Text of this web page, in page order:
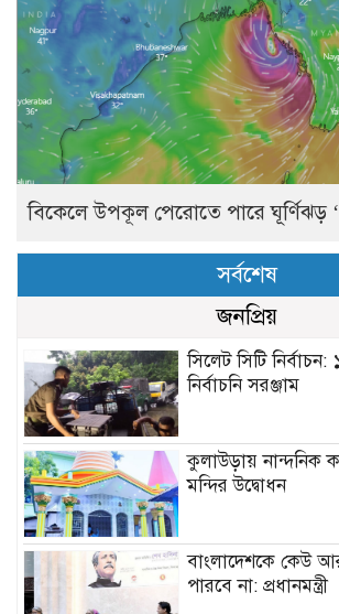
বিকেলে উপকূল পেরোতে পারে ঘূর্ণিঝড়
সর্বশেষ
জনপ্রিয়
সিলেট সিটি নির্বাচন:
নির্বাচনি সরঞ্জাম
কুলাউড়ায় নান্দনিক
মন্দির উদ্বোধন
বাংলাদেশকে কেউ
পারবে না: প্রধানমন্ত্রী